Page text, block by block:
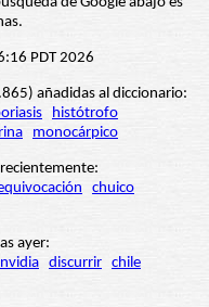
PDT 2026
añadidas al diccionario:
histótrofo
monocárpico
chuico
ayer:
discurrir chile